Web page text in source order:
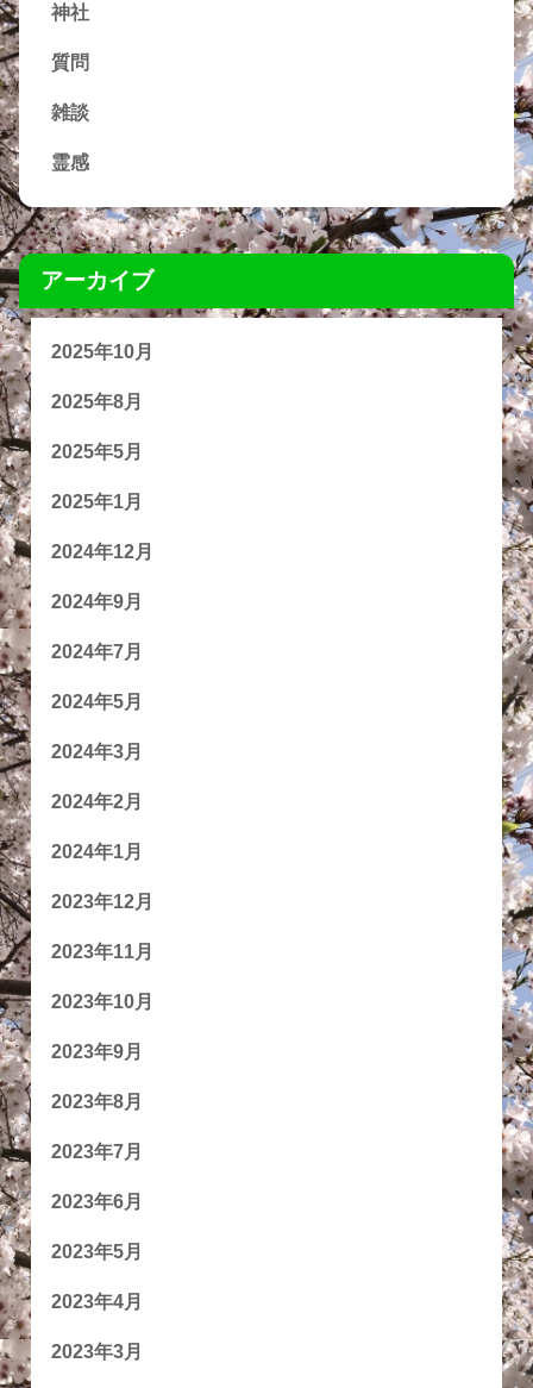
神社
質問
雑談
霊感
アーカイブ
2025年10月
2025年8月
2025年5月
2025年1月
2024年12月
2024年9月
2024年7月
2024年5月
2024年3月
2024年2月
2024年1月
2023年12月
2023年11月
2023年10月
2023年9月
2023年8月
2023年7月
2023年6月
2023年5月
2023年4月
2023年3月